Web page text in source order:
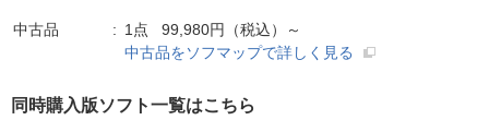
中古品
1点 99,980円（税込）～
中古品をソフマップで詳しく見る
同時購入版ソフト一覧はこちら